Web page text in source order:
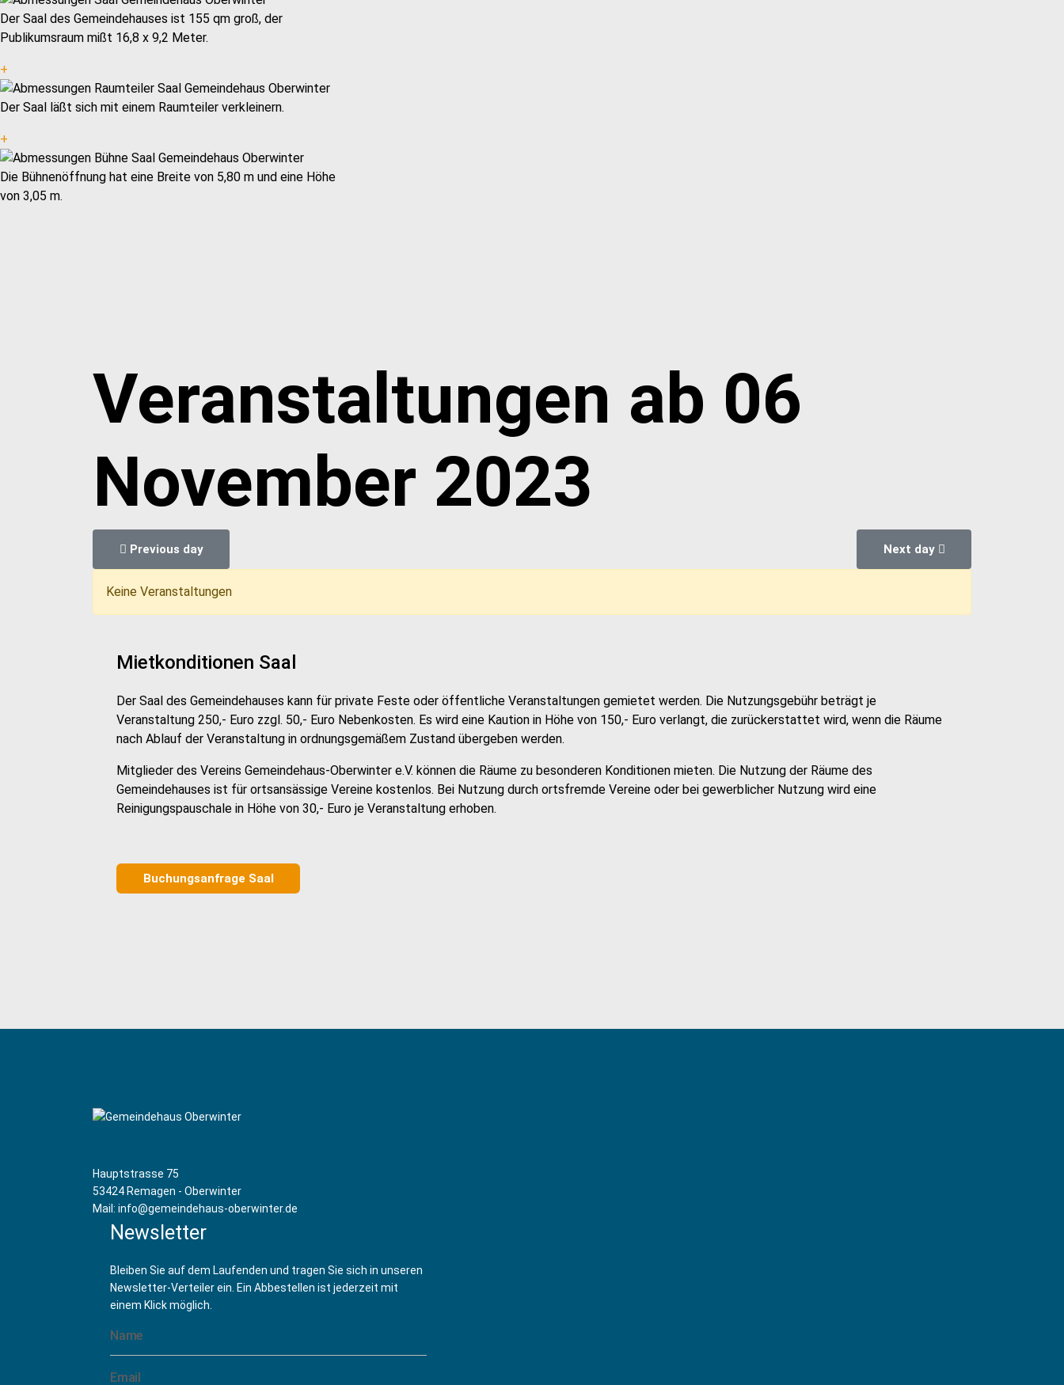
Der Saal des Gemeindehauses ist 155 qm groß, der
Publikumsraum mißt 16,8 x 9,2 Meter.
+
Der Saal läßt sich mit einem Raumteiler verkleinern.
+
Die Bühnenöffnung hat eine Breite von 5,80 m und eine Höhe
von 3,05 m.
Veranstaltungen ab 06
November 2023
Previous day Next day
Keine Veranstaltungen
Mietkonditionen Saal
Der Saal des Gemeindehauses kann für private Feste oder öffentliche Veranstaltungen gemietet werden. Die Nutzungsgebühr beträgt je
Veranstaltung 250,- Euro zzgl. 50,- Euro Nebenkosten. Es wird eine Kaution in Höhe von 150,- Euro verlangt, die zurückerstattet wird, wenn die Räume
nach Ablauf der Veranstaltung in ordnungsgemäßem Zustand übergeben werden.
Mitglieder des Vereins Gemeindehaus-Oberwinter e.V. können die Räume zu besonderen Konditionen mieten. Die Nutzung der Räume des
Gemeindehauses ist für ortsansässige Vereine kostenlos. Bei Nutzung durch ortsfremde Vereine oder bei gewerblicher Nutzung wird eine
Reinigungspauschale in Höhe von 30,- Euro je Veranstaltung erhoben.
Buchungsanfrage Saal
Hauptstrasse 75
53424 Remagen - Oberwinter
Mail: info@gemeindehaus-oberwinter.de
Newsletter
Bleiben Sie auf dem Laufenden und tragen Sie sich in unseren
Newsletter-Verteiler ein. Ein Abbestellen ist jederzeit mit
einem Klick möglich.